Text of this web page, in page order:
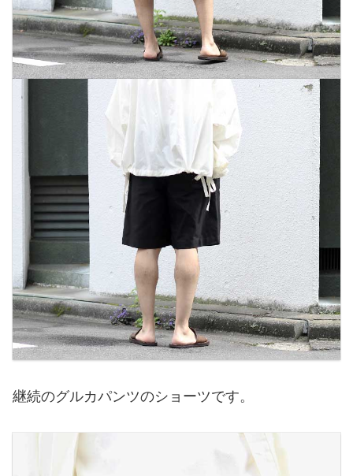
継続のグルカパンツのショーツです。